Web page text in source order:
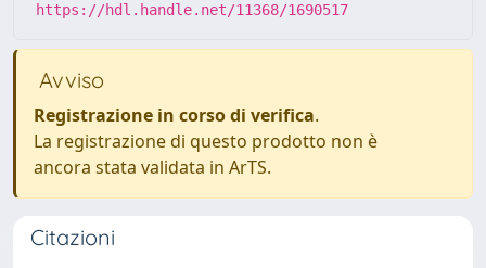
https://hdl.handle.net/11368/1690517
Avviso
Registrazione in corso di verifica.
La registrazione di questo prodotto non è
ancora stata validata in ArTS.
Citazioni